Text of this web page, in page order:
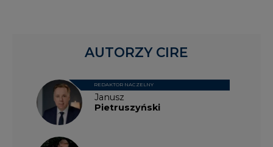
Janusz
Pietruszyński
REDAKTOR NACZELNY
AUTORZY CIRE